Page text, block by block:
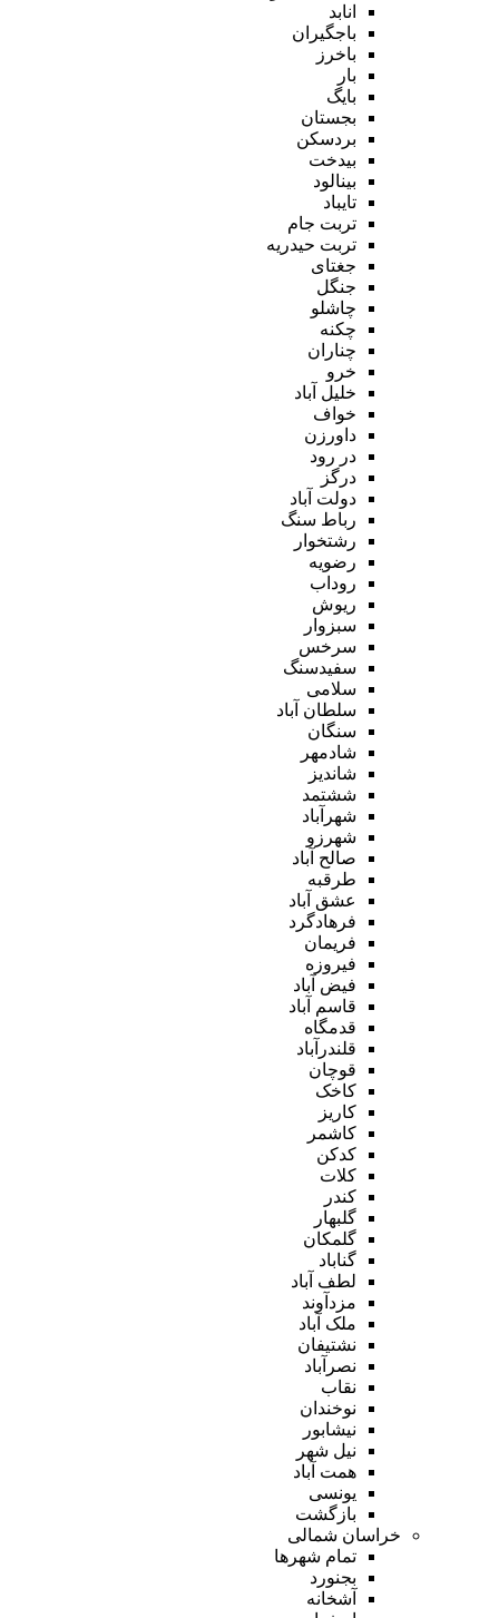
انابد
باجگیران
باخرز
بار
بایگ
بجستان
بردسکن
بیدخت
بینالود
تایباد
تربت جام
تربت حیدریه
جغتای
جنگل
چاشلو
چکنه
چناران
خرو
خلیل آباد
خواف
داورزن
در رود
درگز
دولت آباد
رباط سنگ
رشتخوار
رضویه
روداب
ریوش
سبزوار
سرخس
سفیدسنگ
سلامی
سلطان آباد
سنگان
شادمهر
شاندیز
ششتمد
شهرآباد
شهرزو
صالح آباد
طرقبه
عشق آباد
فرهادگرد
فریمان
فیروزه
فیض آباد
قاسم آباد
قدمگاه
قلندرآباد
قوچان
کاخک
کاریز
کاشمر
کدکن
کلات
کندر
گلبهار
گلمکان
گناباد
لطف آباد
مزدآوند
ملک آباد
نشتیفان
نصرآباد
نقاب
نوخندان
نیشابور
نیل شهر
همت آباد
یونسی
بازگشت
خراسان شمالی
تمام شهر‌ها
بجنورد
آشخانه